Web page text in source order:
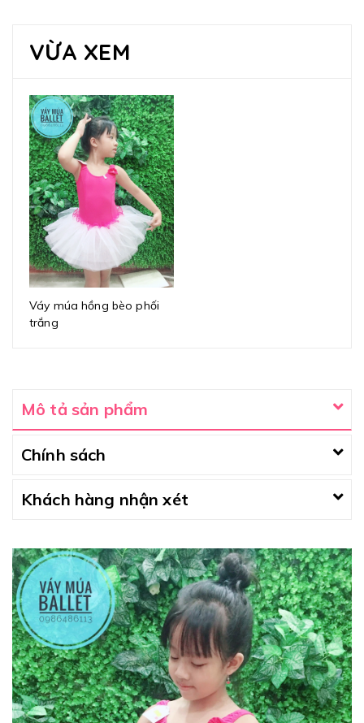
VỪA XEM
Váy múa hồng bèo phối
trắng
Mô tả sản phẩm
Chính sách
Khách hàng nhận xét